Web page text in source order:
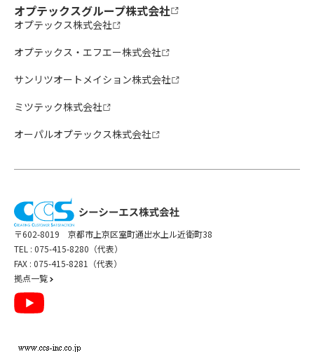
オプテックスグループ株式会社
オプテックス株式会社
オプテックス・エフエー株式会社
サンリツオートメイション株式会社
ミツテック株式会社
オーパルオプテックス株式会社
〒602-8019 京都市上京区室町通出水上ル近衛町38
TEL : 075-415-8280（代表）
FAX : 075-415-8281（代表）
拠点一覧